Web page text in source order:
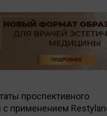
проспективного
с применением